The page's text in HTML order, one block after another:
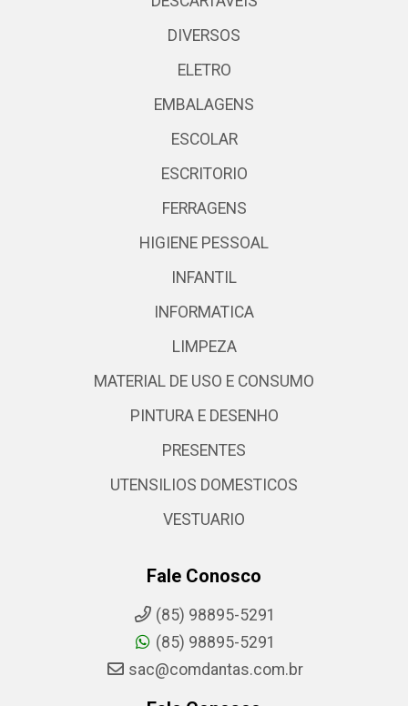
DIVERSOS
ELETRO
EMBALAGENS
ESCOLAR
ESCRITORIO
FERRAGENS
HIGIENE PESSOAL
INFANTIL
INFORMATICA
LIMPEZA
MATERIAL DE USO E CONSUMO
PINTURA E DESENHO
PRESENTES
UTENSILIOS DOMESTICOS
VESTUARIO
Fale Conosco
(85) 98895-5291
(85) 98895-5291
sac@comdantas.com.br